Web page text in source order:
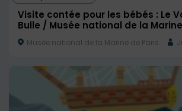
Visite contée pour les bébés : Le
Bulle / Musée national de la Marine
Musée national de la Marine de Paris